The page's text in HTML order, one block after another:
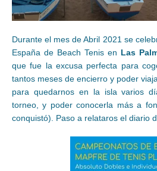
Durante el mes de Abril 2021 se
España de Beach Tenis en Las
que fue la excusa perfecta para
tantos meses de encierro y poder
para quedarnos en la isla varios
torneo, y poder conocerla más a
conquistó). Paso a relataros el diario